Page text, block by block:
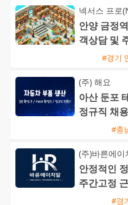
넥서스 프로
안양 금정
객상담 및
#경기
(주) 해요
아산 둔포
정규직 채
#충
(주)바른에이
안정적인
주간고정
#경